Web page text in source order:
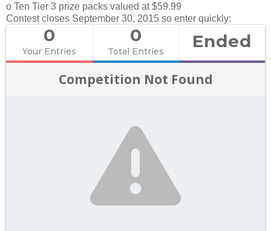
o Ten Tier 3 prize packs valued at $59.99
Contest closes September 30, 2015 so enter quickly:
0
Your Entries
0
Total Entries Ended
Competition Not Found